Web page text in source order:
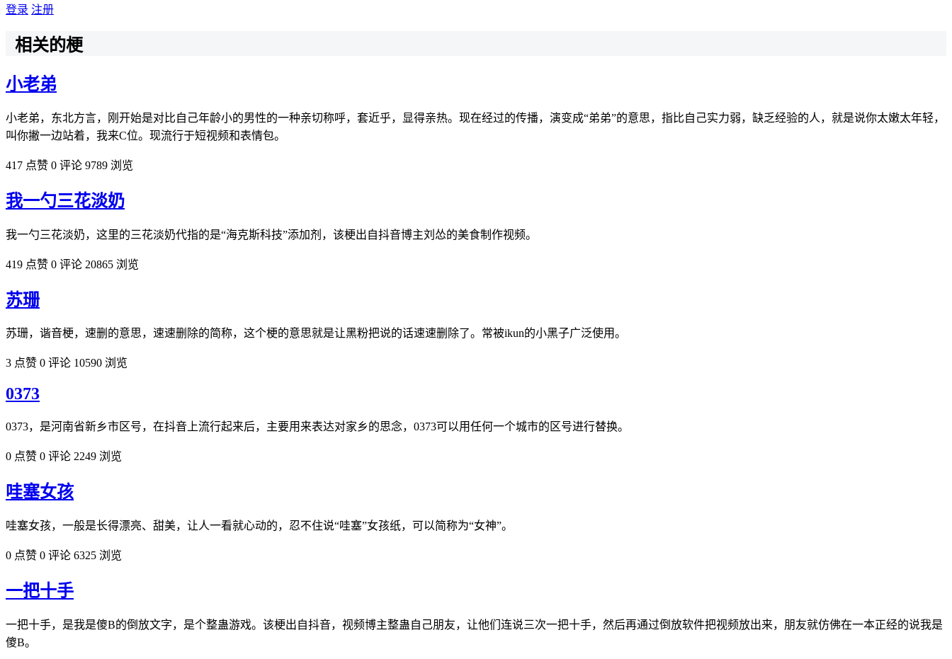
登录 注册
相关的梗
小老弟
小老弟，东北方言，刚开始是对比自己年龄小的男性的一种亲切称呼，套近乎，显得亲热。现在经过的传播，演变成“弟弟”的意思，指比自己实力弱，缺乏经验的人，就是说你太嫩太年轻，
叫你撇一边站着，我来C位。现流行于短视频和表情包。
417 点赞 0 评论 9789 浏览
我一勺三花淡奶
我一勺三花淡奶，这里的三花淡奶代指的是“海克斯科技”添加剂，该梗出自抖音博主刘怂的美食制作视频。
419 点赞 0 评论 20865 浏览
苏珊
苏珊，谐音梗，速删的意思，速速删除的简称，这个梗的意思就是让黑粉把说的话速速删除了。常被ikun的小黑子广泛使用。
3 点赞 0 评论 10590 浏览
0373
0373，是河南省新乡市区号，在抖音上流行起来后，主要用来表达对家乡的思念，0373可以用任何一个城市的区号进行替换。
0 点赞 0 评论 2249 浏览
哇塞女孩
哇塞女孩，一般是长得漂亮、甜美，让人一看就心动的，忍不住说“哇塞”女孩纸，可以简称为“女神”。
0 点赞 0 评论 6325 浏览
一把十手
一把十手，是我是傻B的倒放文字，是个整蛊游戏。该梗出自抖音，视频博主整蛊自己朋友，让他们连说三次一把十手，然后再通过倒放软件把视频放出来，朋友就仿佛在一本正经的说我是
傻B。